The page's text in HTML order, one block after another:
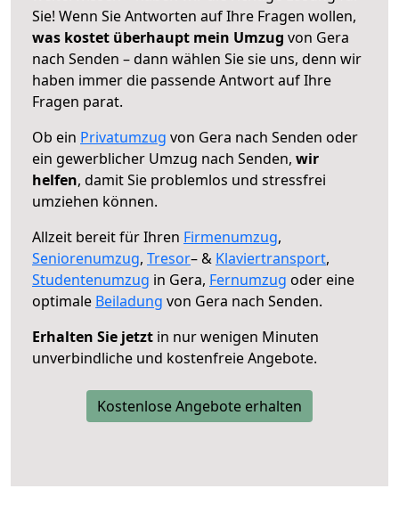
Sie! Wenn Sie Antworten auf Ihre Fragen wollen,
was kostet überhaupt mein Umzug von Gera
nach Senden – dann wählen Sie sie uns, denn wir
haben immer die passende Antwort auf Ihre
Fragen parat.
Ob ein Privatumzug von Gera nach Senden oder
ein gewerblicher Umzug nach Senden, wir
helfen, damit Sie problemlos und stressfrei
umziehen können.
Allzeit bereit für Ihren Firmenumzug,
Seniorenumzug, Tresor– & Klaviertransport,
Studentenumzug in Gera, Fernumzug oder eine
optimale Beiladung von Gera nach Senden.
Erhalten Sie jetzt in nur wenigen Minuten
unverbindliche und kostenfreie Angebote.
Kostenlose Angebote erhalten